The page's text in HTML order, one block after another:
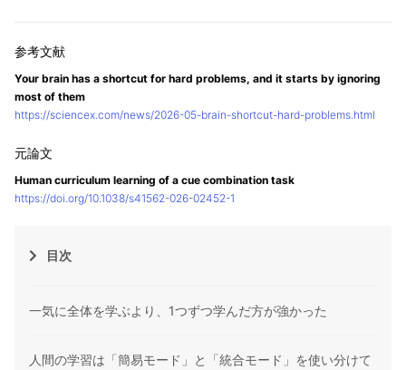
Your brain has a shortcut for hard problems, and it starts by ignoring
most of them
https://sciencex.com/news/2026-05-brain-shortcut-hard-problems.html
Human curriculum learning of a cue combination task
https://doi.org/10.1038/s41562-026-02452-1
目次
一気に全体を学ぶより、1つずつ学んだ方が強かった
人間の学習は「簡易モード」と「統合モード」を使い分けて